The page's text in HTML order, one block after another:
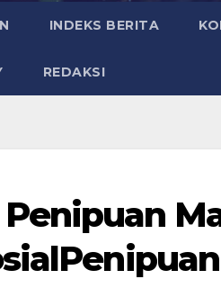
INDEKS BERITA
REDAKSI